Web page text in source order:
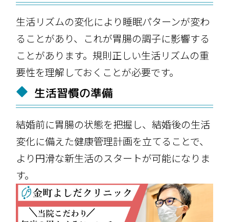
生活リズムの変化により睡眠パターンが変わ
ることがあり、これが胃腸の調子に影響する
ことがあります。規則正しい生活リズムの重
要性を理解しておくことが必要です。
生活習慣の準備
結婚前に胃腸の状態を把握し、結婚後の生活
変化に備えた健康管理計画を立てることで、
より円滑な新生活のスタートが可能になりま
す。